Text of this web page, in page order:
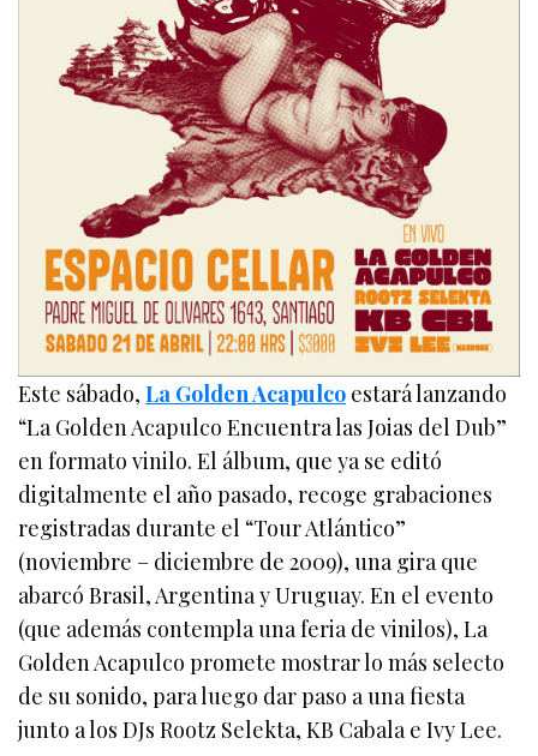
Este sábado,La Golden Acapulco estará lanzando
“La Golden Acapulco Encuentra las Joias del Dub”
en formato vinilo. El álbum, que ya se editó
digitalmente el año pasado, recoge grabaciones
registradas durante el “Tour Atlántico”
(noviembre – diciembre de 2009), una gira que
abarcó Brasil, Argentina y Uruguay. En el evento
(que además contempla una feria de vinilos), La
Golden Acapulco promete mostrar lo más selecto
de su sonido, para luego dar paso a una fiesta
junto a los DJs Rootz Selekta, KB Cabala e Ivy Lee.